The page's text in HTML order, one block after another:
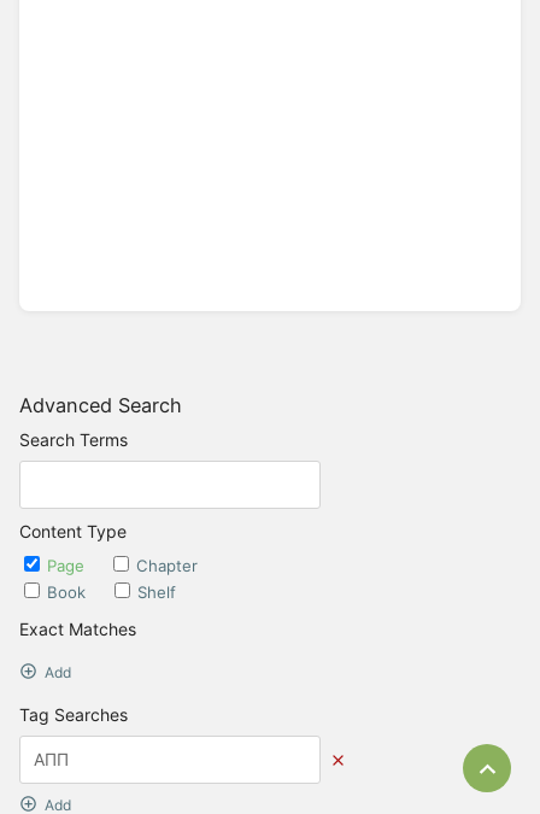
Advanced Search
Search Terms
Content Type
Page
Chapter
Book
Shelf
Exact Matches
Add
Tag Searches
Add